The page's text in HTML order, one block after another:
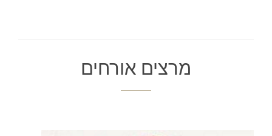
מרצים אורחים